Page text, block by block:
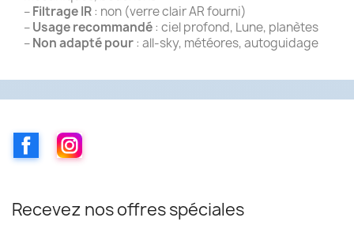
–Filtrage IR: non (verre clair AR fourni)
–Usage recommandé: ciel profond, Lune, planètes
–Non adapté pour: all-sky, météores, autoguidage
FacebookInstagram
Recevez nos offres spéciales